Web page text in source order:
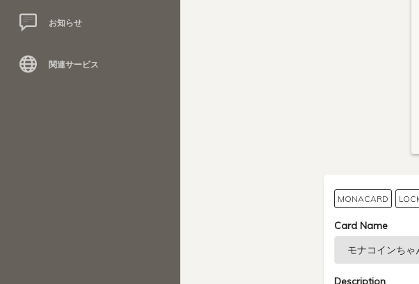
お知らせ
関連サービス
MONACARD
Card Name
Description